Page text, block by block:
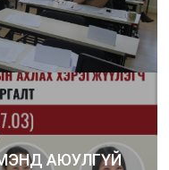
АЮУЛГҮЙ